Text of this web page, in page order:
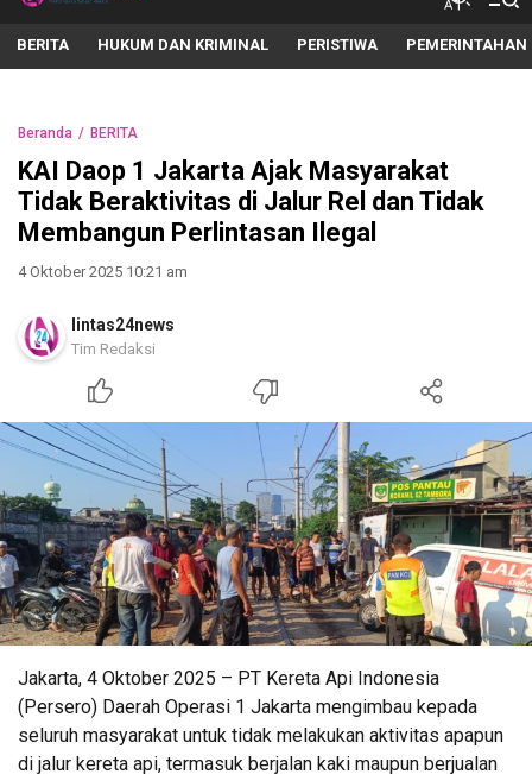
lintas24news.com
Menyingkap Setiap Realita
BERITA HUKUM DAN KRIMINAL PERISTIWA PEMERINTAHAN
Beranda BERITA
KAI Daop 1 Jakarta Ajak Masyarakat
Tidak Beraktivitas di Jalur Rel dan Tidak
Membangun Perlintasan Ilegal
4 Oktober 2025 10:21 am
lintas24news
Tim Redaksi
Jakarta, 4 Oktober 2025 – PT Kereta Api Indonesia
(Persero) Daerah Operasi 1 Jakarta mengimbau kepada
seluruh masyarakat untuk tidak melakukan aktivitas apapun
di jalur kereta api, termasuk berjalan kaki maupun berjualan